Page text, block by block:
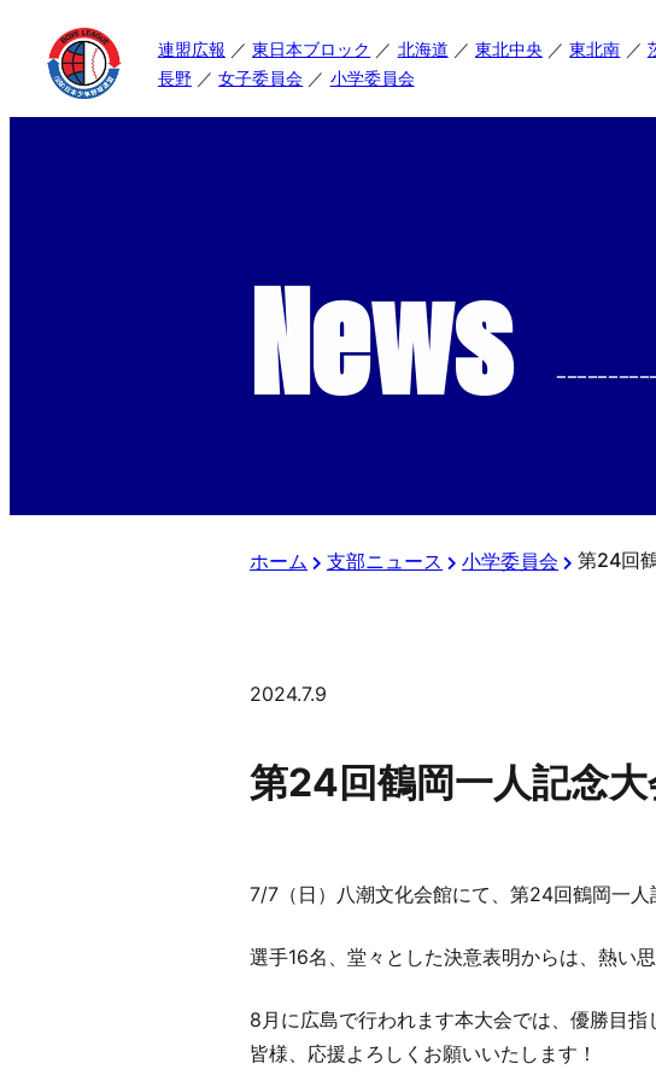
連盟広報 東日本ブロック 北海道 東北中央 東北南
長野
女子委員会 小学委員会
News
ホーム 支部ニュース 小学委員会
2024.7.9
第24回鶴岡一人記念
7/7（日）八潮文化会館にて、第24回鶴岡一
選手16名、堂々とした決意表明からは、熱い
8月に広島で行われます本大会では、優勝目指
皆様、応援よろしくお願いいたします！